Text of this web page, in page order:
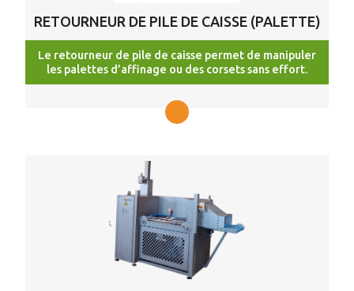
RETOURNEUR DE PILE DE CAISSE (PALETTE)
Le retourneur de pile de caisse permet de manipuler
les palettes d’affinage ou des corsets sans effort.